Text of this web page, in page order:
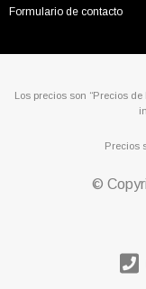
Formulario de contacto
Los precios son “Precios
Precios
©